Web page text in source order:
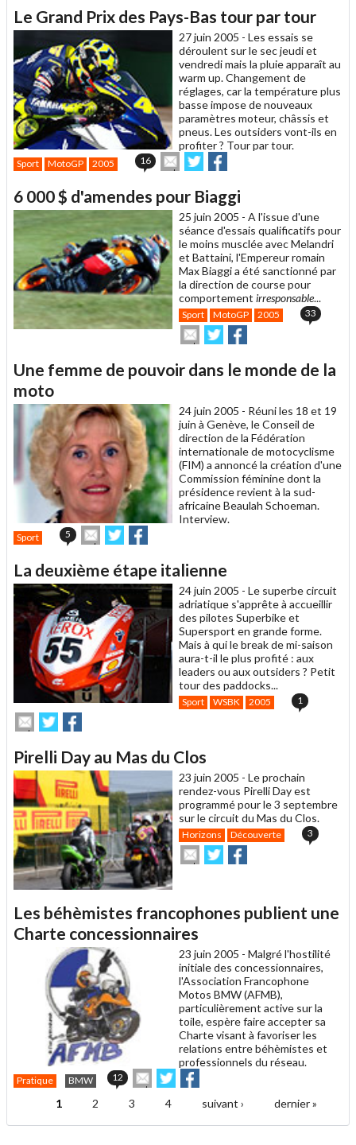
un
ami
Le Grand Prix des Pays-Bas tour par tour
27 juin 2005 - Les essais se
déroulent sur le sec jeudi et
vendredi mais la pluie apparaît au
warm up. Changement de
réglages, car la température plus
basse impose de nouveaux
paramètres moteur, châssis et
pneus. Les outsiders vont-ils en
profiter ? Tour par tour.
Sport MotoGP 2005 16
Envoyer
cet
à
un
ami
Partager
sur sur
6 000 $ d'amendes pour Biaggi
25 juin 2005 - A l'issue d'une
séance d'essais qualificatifs pour
le moins musclée avec Melandri
et Battaini, l'Empereur romain
Max Biaggi a été sanctionné par
la direction de course pour
comportement irresponsable...
Sport MotoGP 2005 33
Envoyer
cet
à
Partager
sur
sur
Une femme de pouvoir dans le monde de la
moto
24 juin 2005 - Réuni les 18 et 19
juin à Genève, le Conseil de
direction de la Fédération
internationale de motocyclisme
(FIM) a annoncé la création d'une
Commission féminine dont la
présidence revient à la sud-
africaine Beaulah Schoeman.
Interview.
Sport 5
Envoyer
cet
à
un
ami
Partager
sur sur
La deuxième étape italienne
24 juin 2005 - Le superbe circuit
adriatique s'apprête à accueillir
des pilotes Superbike et
Supersport en grande forme.
Mais à qui le break de mi-saison
aura-t-il le plus profité : aux
leaders ou aux outsiders ? Petit
tour des paddocks...
Sport WSBK 2005 1
Envoyer
cet
à
un
ami
Partager
sur
sur
Pirelli Day au Mas du Clos
23 juin 2005 - Le prochain
rendez-vous Pirelli Day est
programmé pour le 3 septembre
sur le circuit du Mas du Clos.
Horizons Découverte 3
Envoyer
cet
ami
Partager
sur
sur
Les béhèmistes francophones publient une
Charte concessionnaires
23 juin 2005 - Malgré l'hostilité
initiale des concessionnaires,
l'Association Francophone
Motos BMW (AFMB),
particulièrement active sur la
toile, espère faire accepter sa
Charte visant à favoriser les
relations entre béhèmistes et
professionnels du réseau.
Pratique BMW 12
Envoyer
cet
article
un
Partager
sur
Twitter
sur
Facebook
Pages1 2 3 4 suivant › dernier »